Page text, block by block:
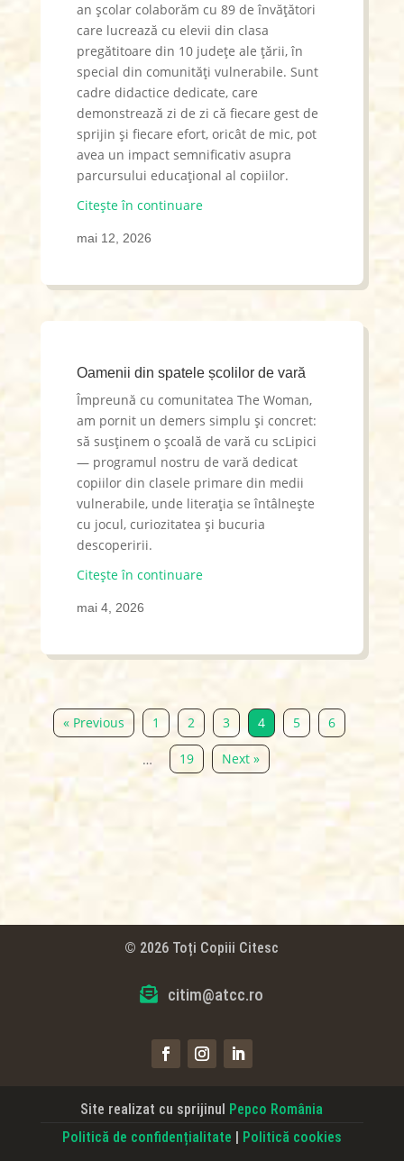
an școlar colaborăm cu 89 de învățători
care lucrează cu elevii din clasa
pregătitoare din 10 județe ale țării, în
special din comunități vulnerabile. Sunt
cadre didactice dedicate, care
demonstrează zi de zi că fiecare gest de
sprijin și fiecare efort, oricât de mic, pot
avea un impact semnificativ asupra
parcursului educațional al copiilor.
Citește în continuare
mai 12, 2026
Oamenii din spatele școlilor de vară
Împreună cu comunitatea The Woman,
am pornit un demers simplu și concret:
să susținem o școală de vară cu scLipici
— programul nostru de vară dedicat
copiilor din clasele primare din medii
vulnerabile, unde literația se întâlnește
cu jocul, curiozitatea și bucuria
descoperirii.
Citește în continuare
mai 4, 2026
« Previous 1 2 3 4 5 6
… 19 Next »
© 2026 Toți Copiii Citesc
 citim@atcc.ro
Site realizat cu sprijinul Pepco România
Politică de confidențialitate | Politică cookies